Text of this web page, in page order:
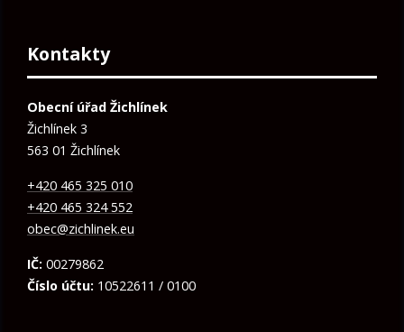
Kontakty
Obecní úřad Žichlínek
Žichlínek 3
563 01 Žichlínek
+420 465 325 010
+420 465 324 552
obec@zichlinek.eu
IČ: 00279862
Číslo účtu: 10522611 / 0100